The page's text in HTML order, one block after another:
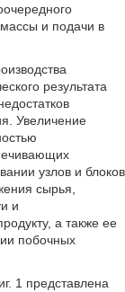
и подачи в
результата
Увеличение
узлов и блоков
сырья,
и
а также ее
побочных
1 представлена